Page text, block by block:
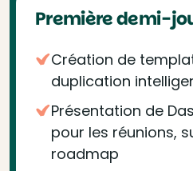
Première demi-
Création de
duplication
Présentation de
pour les réunions,
roadmap